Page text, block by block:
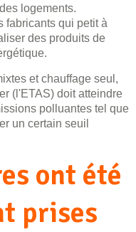
logements.
fabricants qui petit à
des produits de
et chauffage seul,
(l'ETAS) doit atteindre
polluantes tel que
un certain seuil
ont été
prises